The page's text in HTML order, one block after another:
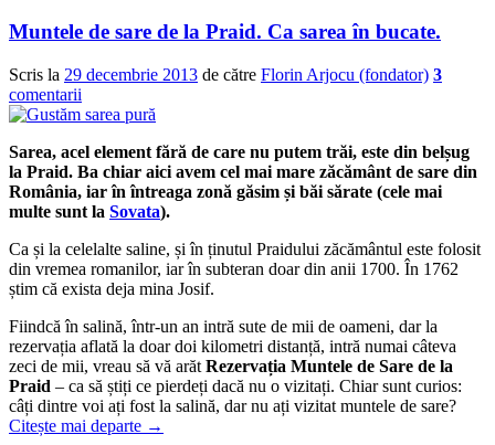
Muntele de sare de la Praid. Ca sarea în bucate.
Scris la 29 decembrie 2013 de către Florin Arjocu (fondator) 3
comentarii
Sarea, acel element fără de care nu putem trăi, este din belșug
la Praid. Ba chiar aici avem cel mai mare zăcământ de sare din
România, iar în întreaga zonă găsim și băi sărate (cele mai
multe sunt la Sovata).
Ca și la celelalte saline, și în ținutul Praidului zăcământul este folosit
din vremea romanilor, iar în subteran doar din anii 1700. În 1762
știm că exista deja mina Josif.
Fiindcă în salină, într-un an intră sute de mii de oameni, dar la
rezervația aflată la doar doi kilometri distanță, intră numai câteva
zeci de mii, vreau să vă arăt Rezervația Muntele de Sare de la
Praid – ca să știți ce pierdeți dacă nu o vizitați. Chiar sunt curios:
câți dintre voi ați fost la salină, dar nu ați vizitat muntele de sare?
Citește mai departe →